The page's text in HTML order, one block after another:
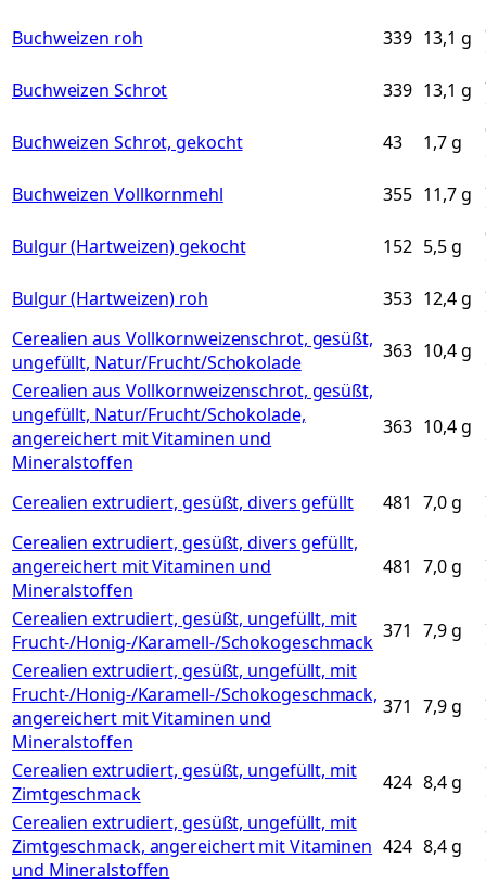
Buchweizen roh
339 13,1 g
Buchweizen Schrot
339 13,1 g
Buchweizen Schrot, gekocht
43 1,7g
Buchweizen Vollkornmehl
355 11,7g
Bulgur (Hartweizen) gekocht
152 5,5g
Bulgur (Hartweizen) roh
353 12,4g
Cerealien aus Vollkornweizenschrot, gesüßt,
ungefüllt, Natur/Frucht/Schokolade
363 10,4g
Cerealien aus Vollkornweizenschrot, gesüßt,
ungefüllt, Natur/Frucht/Schokolade,
angereichert mit Vitaminen und
Mineralstoffen
363 10,4g
Cerealien extrudiert, gesüßt, divers gefüllt 481 7,0g
Cerealien extrudiert, gesüßt, divers gefüllt,
angereichert mit Vitaminen und
Mineralstoffen
481 7,0g
Cerealien extrudiert, gesüßt, ungefüllt, mit
Frucht-/Honig-/Karamell-/Schokogeschmack 371 7,9g
Cerealien extrudiert, gesüßt, ungefüllt, mit
Frucht-/Honig-/Karamell-/Schokogeschmack,
angereichert mit Vitaminen und
Mineralstoffen
371 7,9g
Cerealien extrudiert, gesüßt, ungefüllt, mit
Zimtgeschmack
424 8,4g
Cerealien extrudiert, gesüßt, ungefüllt, mit
Zimtgeschmack, angereichert mit Vitaminen
und Mineralstoffen
424 8,4g